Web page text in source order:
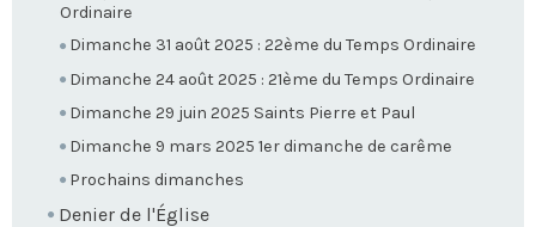
Ordinaire
Dimanche 31 août 2025 : 22ème du Temps Ordinaire
Dimanche 24 août 2025 : 21ème du Temps Ordinaire
Dimanche 29 juin 2025 Saints Pierre et Paul
Dimanche 9 mars 2025 1er dimanche de carême
Prochains dimanches
Denier de l'Église